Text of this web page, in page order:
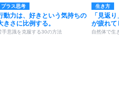
プラス思考
動力は、好きという気持ちの
きさに比例する。
手意識を克服する30の方法
生き方
「見返
が疲れて
自然体で生